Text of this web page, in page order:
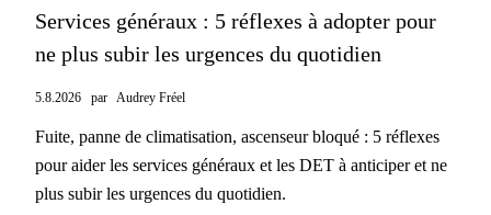
Services généraux : 5 réflexes à adopter pour
ne plus subir les urgences du quotidien
5.8.2026 par Audrey Fréel
Fuite, panne de climatisation, ascenseur bloqué : 5 réflexes
pour aider les services généraux et les DET à anticiper et ne
plus subir les urgences du quotidien.